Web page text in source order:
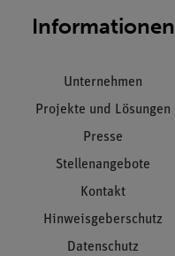
Informationen
Unternehmen
Projekte und Lösungen
Presse
Stellenangebote
Kontakt
Hinweisgeberschutz
Datenschutz